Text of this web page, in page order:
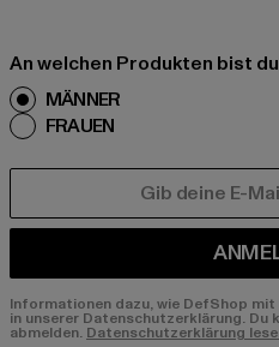
An welchen Produkten bist
MÄNNER
FRAUEN
Informationen dazu, wie DefShop
in unserer Datenschutzerklärung.
abmelden. Datenschutzerklärung